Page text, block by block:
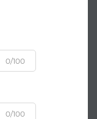
0/100
0/100